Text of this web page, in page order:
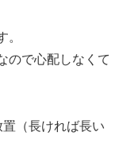
。
ので心配しなくて
（長ければ長い